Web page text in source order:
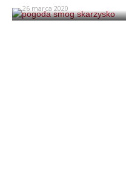
26 marca 2020